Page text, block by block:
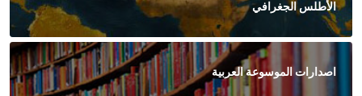
الأطلس الجغرافي
اصدارات الموسوعة العربية